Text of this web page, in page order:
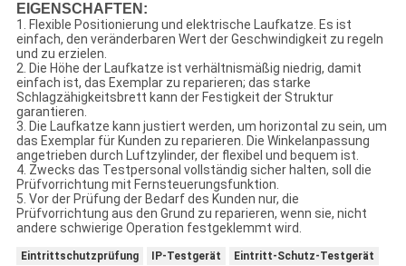
EIGENSCHAFTEN:
1. Flexible Positionierung und elektrische Laufkatze. Es ist
einfach, den veränderbaren Wert der Geschwindigkeit zu regeln
und zu erzielen.
2. Die Höhe der Laufkatze ist verhältnismäßig niedrig, damit
einfach ist, das Exemplar zu reparieren; das starke
Schlagzähigkeitsbrett kann der Festigkeit der Struktur
garantieren.
3. Die Laufkatze kann justiert werden, um horizontal zu sein, um
das Exemplar für Kunden zu reparieren. Die Winkelanpassung
angetrieben durch Luftzylinder, der flexibel und bequem ist.
4. Zwecks das Testpersonal vollständig sicher halten, soll die
Prüfvorrichtung mit Fernsteuerungsfunktion.
5. Vor der Prüfung der Bedarf des Kunden nur, die
Prüfvorrichtung aus den Grund zu reparieren, wenn sie, nicht
andere schwierige Operation festgeklemmt wird.
Eintrittschutzprüfung IP-Testgerät Eintritt-Schutz-Testgerät